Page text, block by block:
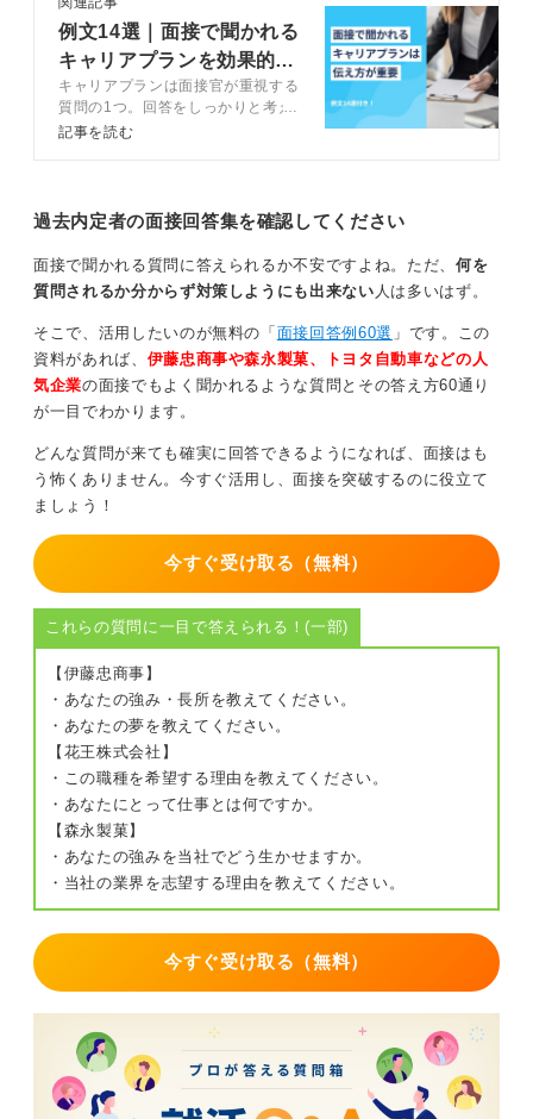
0
例文14選｜面接で聞かれる
キャリアプランを効果的に
伝えるコツ4選
キャリアプランは面接官が重視する
質問の1つ。回答をしっかりと考え
ることで、入社後のミスマッチを避
リアプランについて聞かれた際の正
しい答え方について、キャリアコン
サルタントのアドバイスを交えつつ
記事を読む
過去内定者の面接回答集を確認してください
面接で聞かれる質問に答えられるか不安ですよね。ただ、 何を
質問されるか分からず対策しようにも出来ない 人は多いはず。
そこで、活用したいのが無料の「 面接回答例60選 」です。この
資料があれば、 伊藤忠商事や森永製菓、トヨタ自動車などの人
気企業の面接でもよく聞かれるような質問とその答え方60通り
が一目でわかります。
どんな質問が来ても確実に回答できるようになれば、面接はも
う怖くありません。今すぐ活用し、面接を突破するのに役立て
ましょう！
今すぐ受け取る（無料）
これらの質問に一目で答えられる！(一部)
【伊藤忠商事】
・あなたの強み・長所を教えてください。
・あなたの夢を教えてください。
【花王株式会社】
・この職種を希望する理由を教えてください。
・あなたにとって仕事とは何ですか。
【森永製菓】
・あなたの強みを当社でどう生かせますか。
・当社の業界を志望する理由を教えてください。
今すぐ受け取る（無料）